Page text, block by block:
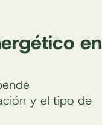
en
y el tipo de